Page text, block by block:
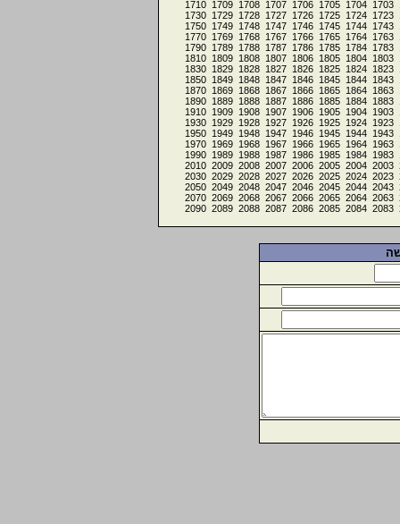
1703
1704
1705
1706
1707
1708
1709
1710
1723
1724
1725
1726
1727
1728
1729
1730
1743
1744
1745
1746
1747
1748
1749
1750
1763
1764
1765
1766
1767
1768
1769
1770
1783
1784
1785
1786
1787
1788
1789
1790
1803
1804
1805
1806
1807
1808
1809
1810
1823
1824
1825
1826
1827
1828
1829
1830
1843
1844
1845
1846
1847
1848
1849
1850
1863
1864
1865
1866
1867
1868
1869
1870
1883
1884
1885
1886
1887
1888
1889
1890
1903
1904
1905
1906
1907
1908
1909
1910
1923
1924
1925
1926
1927
1928
1929
1930
1943
1944
1945
1946
1947
1948
1949
1950
1963
1964
1965
1966
1967
1968
1969
1970
1983
1984
1985
1986
1987
1988
1989
1990
2003
2004
2005
2006
2007
2008
2009
2010
2023
2024
2025
2026
2027
2028
2029
2030
2043
2044
2045
2046
2047
2048
2049
2050
2063
2064
2065
2066
2067
2068
2069
2070
2083
2084
2085
2086
2087
2088
2089
2090